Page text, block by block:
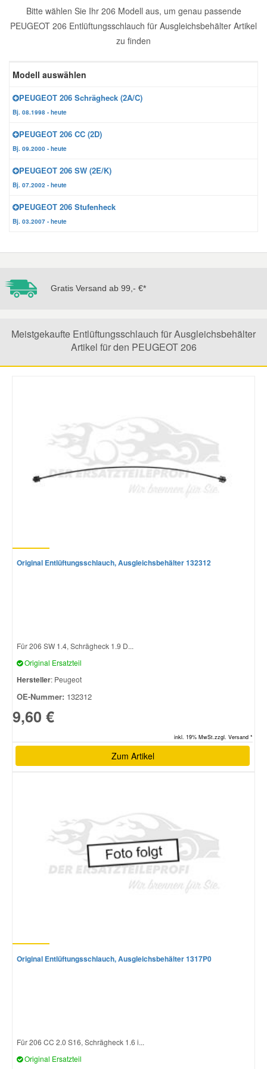
Bitte wählen Sie Ihr 206 Modell aus, um genau passende
PEUGEOT 206 Entlüftungsschlauch für Ausgleichsbehälter Artikel
zu finden
Modell auswählen
PEUGEOT 206 Schrägheck (2A/C)
Bj. 08.1998 - heute
PEUGEOT 206 CC (2D)
Bj. 09.2000 - heute
PEUGEOT 206 SW (2E/K)
Bj. 07.2002 - heute
PEUGEOT 206 Stufenheck
Bj. 03.2007 - heute
Gratis Versand ab 99,- €*
Meistgekaufte Entlüftungsschlauch für Ausgleichsbehälter
Artikel für den PEUGEOT 206
Original Entlüftungsschlauch, Ausgleichsbehälter 132312
Für 206 SW 1.4, Schrägheck 1.9 D...
Original Ersatzteil
Hersteller: Peugeot
OE-Nummer: 132312
9,60 €
inkl. 19% MwSt.zzgl. Versand *
Zum Artikel
Original Entlüftungsschlauch, Ausgleichsbehälter 1317P0
Für 206 CC 2.0 S16, Schrägheck 1.6 i...
Original Ersatzteil
Scheibenreinigung
Reparatur-Zubehör
Schlüsselgehäuse
Daewoo Ersatzteile
Jeep Ersatzteile
Kia Ersatzteile
Mazda Ersatzteile
Nissan Ersatzteile
Porsche Ersatzteile
Smart Ersatzteile
Vauxhall Ersatzteile
Volvo Ersatzteile